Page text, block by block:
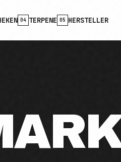
04 TERPENE 05 HERSTELLER